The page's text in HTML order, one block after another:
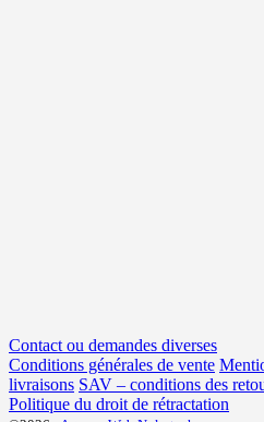
Contact ou demandes diverses
Conditions générales de vente
livraisons SAV – conditions des
Politique du droit de rétractation